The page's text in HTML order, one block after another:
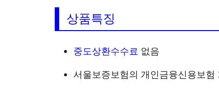
상품특징
중도상환수수료 없음
서울보증보험의 개인금융신용보험